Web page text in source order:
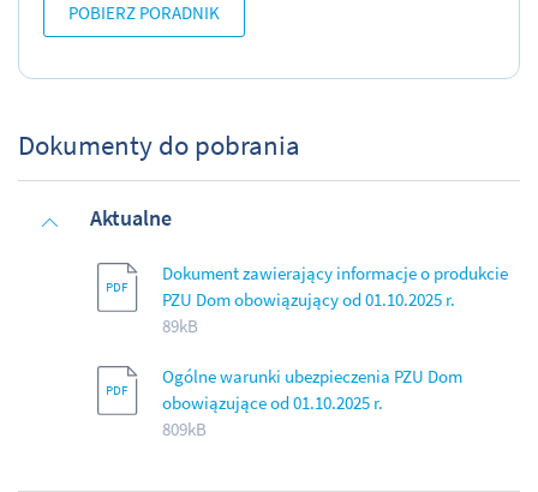
POBIERZ PORADNIK
Dokumenty do pobrania
Aktualne
Dokument zawierający informacje o produkcie
PZU Dom obowiązujący od 01.10.2025 r.
89kB
Ogólne warunki ubezpieczenia PZU Dom
obowiązujące od 01.10.2025 r.
809kB